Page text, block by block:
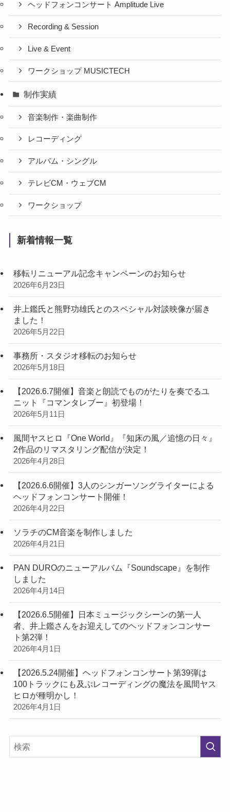
ヘッドフォンコンサート Amplitude Live
Recording & Session
Live & Event
ワークショップ MUSICTECH
制作実績
音楽制作・楽曲制作
レコーディング
アルバム・シングル
テレビCM・ウェブCM
ワークショップ
新着情報一覧
移転リニューアル記念キャンペーンのお知らせ
2026年6月23日
井上鑑氏と熊野功雄氏とのスペシャル対談映像が届き
ました！
2026年5月22日
事務所・スタジオ移転のお知らせ
2026年5月18日
【2026.6.7開催】音楽と朗読でものがたりを奏でるユ
ニット『コマンタレブー』初登場！
2026年5月11日
風間ヤスヒロ『One World』『知床の風／追憶の日々』
2作品のリマスタリング配信が決定！
2026年4月28日
【2026.6.6開催】3人のシンガーソングライターによる
ヘッドフォンコンサート開催！
2026年4月22日
ソラチのCM音楽を制作しました
2026年4月21日
PAN DUROのニューアルバム『Soundscape』を制作
しました
2026年4月14日
【2026.6.5開催】日本ミュージックシーンの第一人
者、井上鑑さんをお迎えしてのヘッドフォンコンサー
ト第2弾！
2026年4月1日
【2026.5.24開催】ヘッドフォンコンサート第39弾は
100トラックにも及ぶレコーディングの魔法を風間ヤス
ヒロが種明かし！
2026年4月1日